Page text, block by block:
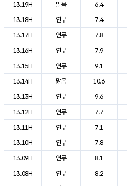
13.19H
맑음 6.4
13.18H
연무 7.4
13.17H
연무 7.8
13.16H
연무 7.9
13.15H
연무 9.1
13.14H
맑음 10.6
13.13H
연무 9.6
13.12H
연무 7.7
13.11H
연무 7.1
13.10H
연무 7.8
13.09H
연무 8.1
13.08H
연무 8.2